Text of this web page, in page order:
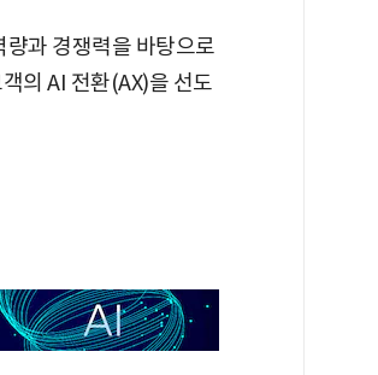
과 경쟁력을 바탕으로
의 AI 전환(AX)을 선도